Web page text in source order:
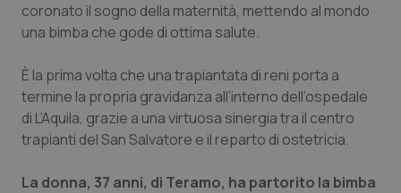
Calabria
Campania
Emilia-Romagna
Asma & BPCO
Car-T
Colesterolo & coronaropatie
coronato il sogno della maternità, mettendo al mondo
una bimba che gode di ottima salute.
È la prima volta che una trapiantata di reni porta a
termine la propria gravidanza all’interno dell’ospedale
di L’Aquila, grazie a una virtuosa sinergia tra il centro
trapianti del San Salvatore e il reparto di ostetricia.
La donna, 37 anni, di Teramo, ha partorito la bimba